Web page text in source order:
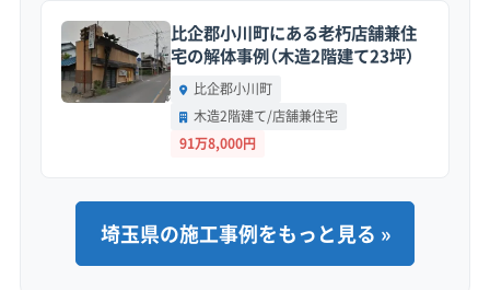
昔ながらの集落に見られる狭い道が混在して
います。これらは基礎の解体や廃材の運び出し
に影響し、費用が上がる原因になりがちです。
ての場所にあります。特に東武動物公園駅西口
から姫宮駅の東側にかけては、昔の川や湿地を
比企郡小川町にある老朽店舗兼住
宅の解体事例（木造2階建て23坪）
比企郡小川町
木造2階建て/店舗兼住宅
91万8,000円
埼玉県の施工事例をもっと見る »